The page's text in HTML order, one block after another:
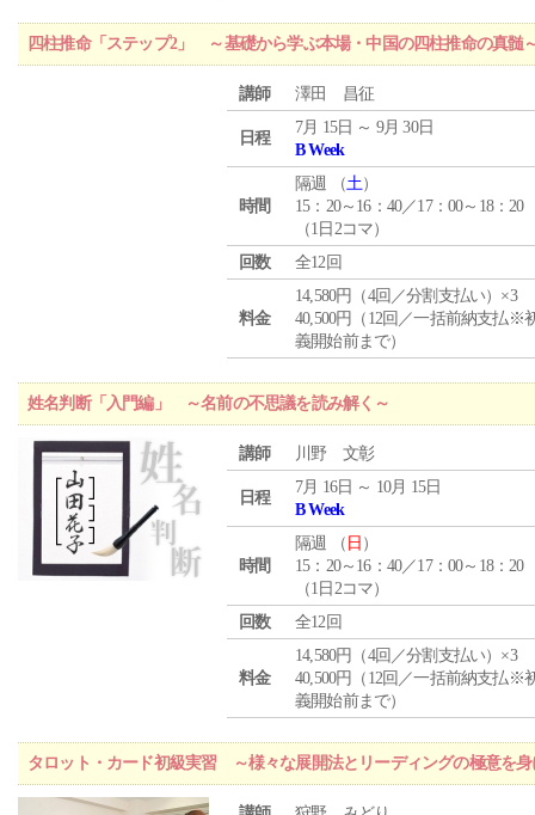
四柱推命「ステップ2」 ～基礎から学ぶ本場・中国の四柱推命の真髄
講師 澤田 昌征
日程
7月 15日 ～ 9月 30日
B Week
時間
隔週 （土）
15：20～16：40／17：00～18：20
（1日2コマ）
回数
全12回
料金
14,580円（4回／分割支払い）×3
40,500円（12回／一括前納支払※
義開始前まで）
姓名判断「入門編」 ～名前の不思議を読み解く～
講師 川野 文彰
日程
7月 16日 ～ 10月 15日
B Week
時間
隔週 （ 日 ）
15：20～16：40／17：00～18：20
（1日2コマ）
回数
全12回
料金
14,580円（4回／分割支払い）×3
40,500円（12回／一括前納支払※
義開始前まで）
タロット・カード初級実習 ～様々な展開法とリーディングの極意を身